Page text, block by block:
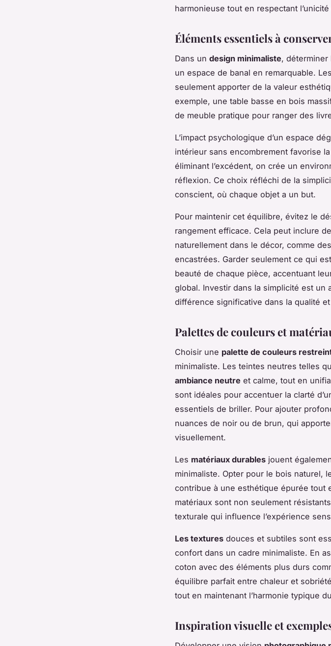
harmonieuse tout en respectant
Éléments essentiels à
Dans un design minimaliste, déterminer
un espace de banal en remarquable.
seulement apporter de la valeur
exemple, une table basse en bois
de meuble pratique pour ranger des
L’impact psychologique d’un espace
intérieur sans encombrement favorise
éliminant l’excédent, on crée un
réflexion. Ce choix réfléchi de la
conscient, où chaque objet a un but.
Pour maintenir cet équilibre, évitez le
rangement efficace. Cela peut inclure
naturellement dans le décor, comme
encastrées. Garder seulement ce qui est
beauté de chaque pièce, accentuant
global. Investir dans la simplicité est un
différence significative dans la qualité
Palettes de couleurs et
Choisir une palette de couleurs
minimaliste. Les teintes neutres telles
ambiance neutre et calme, tout en
sont idéales pour accentuer la clarté
essentiels de briller. Pour ajouter
nuances de noir ou de brun, qui
visuellement.
Les matériaux durables jouent
minimaliste. Opter pour le bois naturel,
contribue à une esthétique épurée tout
matériaux sont non seulement
texturale qui influence l’expérience
Les textures douces et subtiles sont
confort dans un cadre minimaliste. En
coton avec des éléments plus durs
équilibre parfait entre chaleur et
tout en maintenant l’harmonie typique
Inspiration visuelle et